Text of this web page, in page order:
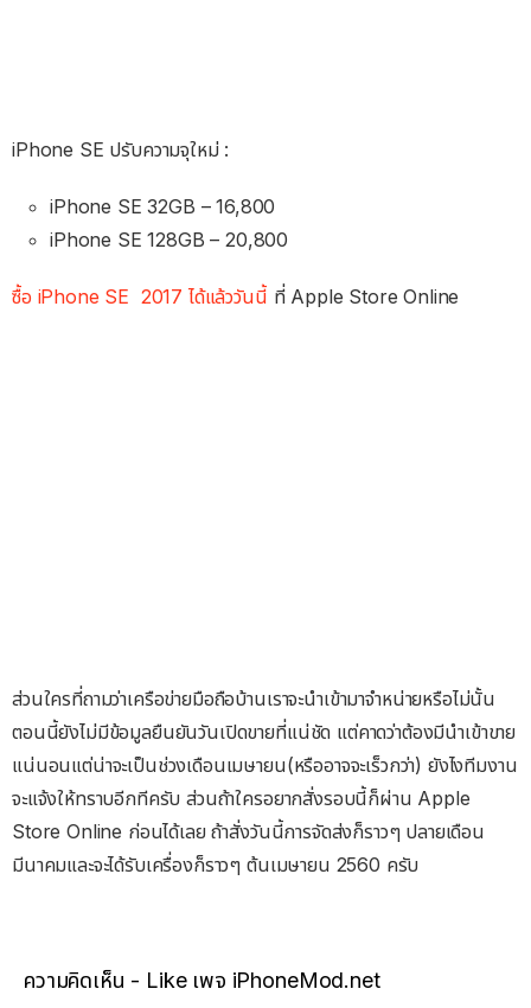
iPhone SE ปรับความจุใหม่ :
iPhone SE 32GB – 16,800
iPhone SE 128GB – 20,800
ซื้อ iPhone SE 2017 ได้แล้ววันนี้ ที่ Apple Store Online
ส่วนใครที่ถามว่าเครือข่ายมือถือบ้านเราจะนำเข้ามาจำหน่ายหรือไม่นั้น
ตอนนี้ยังไม่มีข้อมูลยืนยันวันเปิดขายที่แน่ชัด แต่คาดว่าต้องมีนำเข้าขาย
แน่นอนแต่น่าจะเป็นช่วงเดือนเมษายน(หรืออาจจะเร็วกว่า) ยังไงทีมงาน
จะแจ้งให้ทราบอีกทีครับ ส่วนถ้าใครอยากสั่งรอบนี้ก็ผ่าน Apple
Store Online ก่อนได้เลย ถ้าสั่งวันนี้การจัดส่งก็ราวๆ ปลายเดือน
มีนาคมและจะได้รับเครื่องก็ราวๆ ต้นเมษายน 2560 ครับ
ความคิดเห็น - Like เพจ iPhoneMod.net